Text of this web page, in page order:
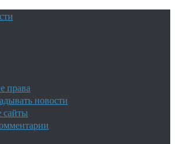
права
новости
сайты